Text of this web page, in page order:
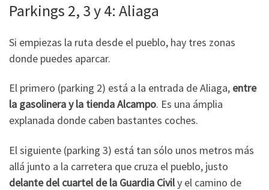
Parkings 2, 3 y 4: Aliaga
Si empiezas la ruta desde el pueblo, hay tres zonas
donde puedes aparcar.
El primero (parking 2) está a la entrada de Aliaga, entre
la gasolinera y la tienda Alcampo. Es una ámplia
explanada donde caben bastantes coches.
El siguiente (parking 3) está tan sólo unos metros más
allá junto a la carretera que cruza el pueblo, justo
delante del cuartel de la Guardia Civily el camino de